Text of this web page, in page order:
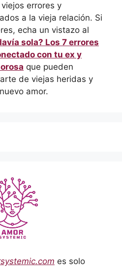
errores y
a la vieja relación. Si
echa un vistazo al
sola? Los 7 errores
con tu ex y
que pueden
de viejas heridas y
amor.
es solo